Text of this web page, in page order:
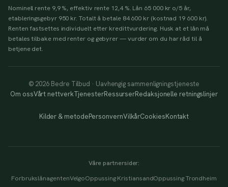
Nominell rente 9,9 %, effektiv rente 12,4 %. Lån 65 000 kr o/5 år,
etableringsgebyr 950 kr. Totalt å betale 84 600 kr (kostnad 19 600 kr).
Renten fastsettes individuelt etter kredittvurdering. Husk at et lån må
betales tilbake med renter og gebyrer — vurder om du har råd til å
betjene det.
© 2026 Bedre Tilbud · Uavhengig sammenligningstjeneste
Om ossVårt nettverkTjenesterRessurserRedaksjonelle retningslinjer
Kilder & metodePersonvernVilkårCookiesKontakt
Våre partnersider:
ForbrukslånagentenVelgoOppussing KristiansandOppussing Trondheim